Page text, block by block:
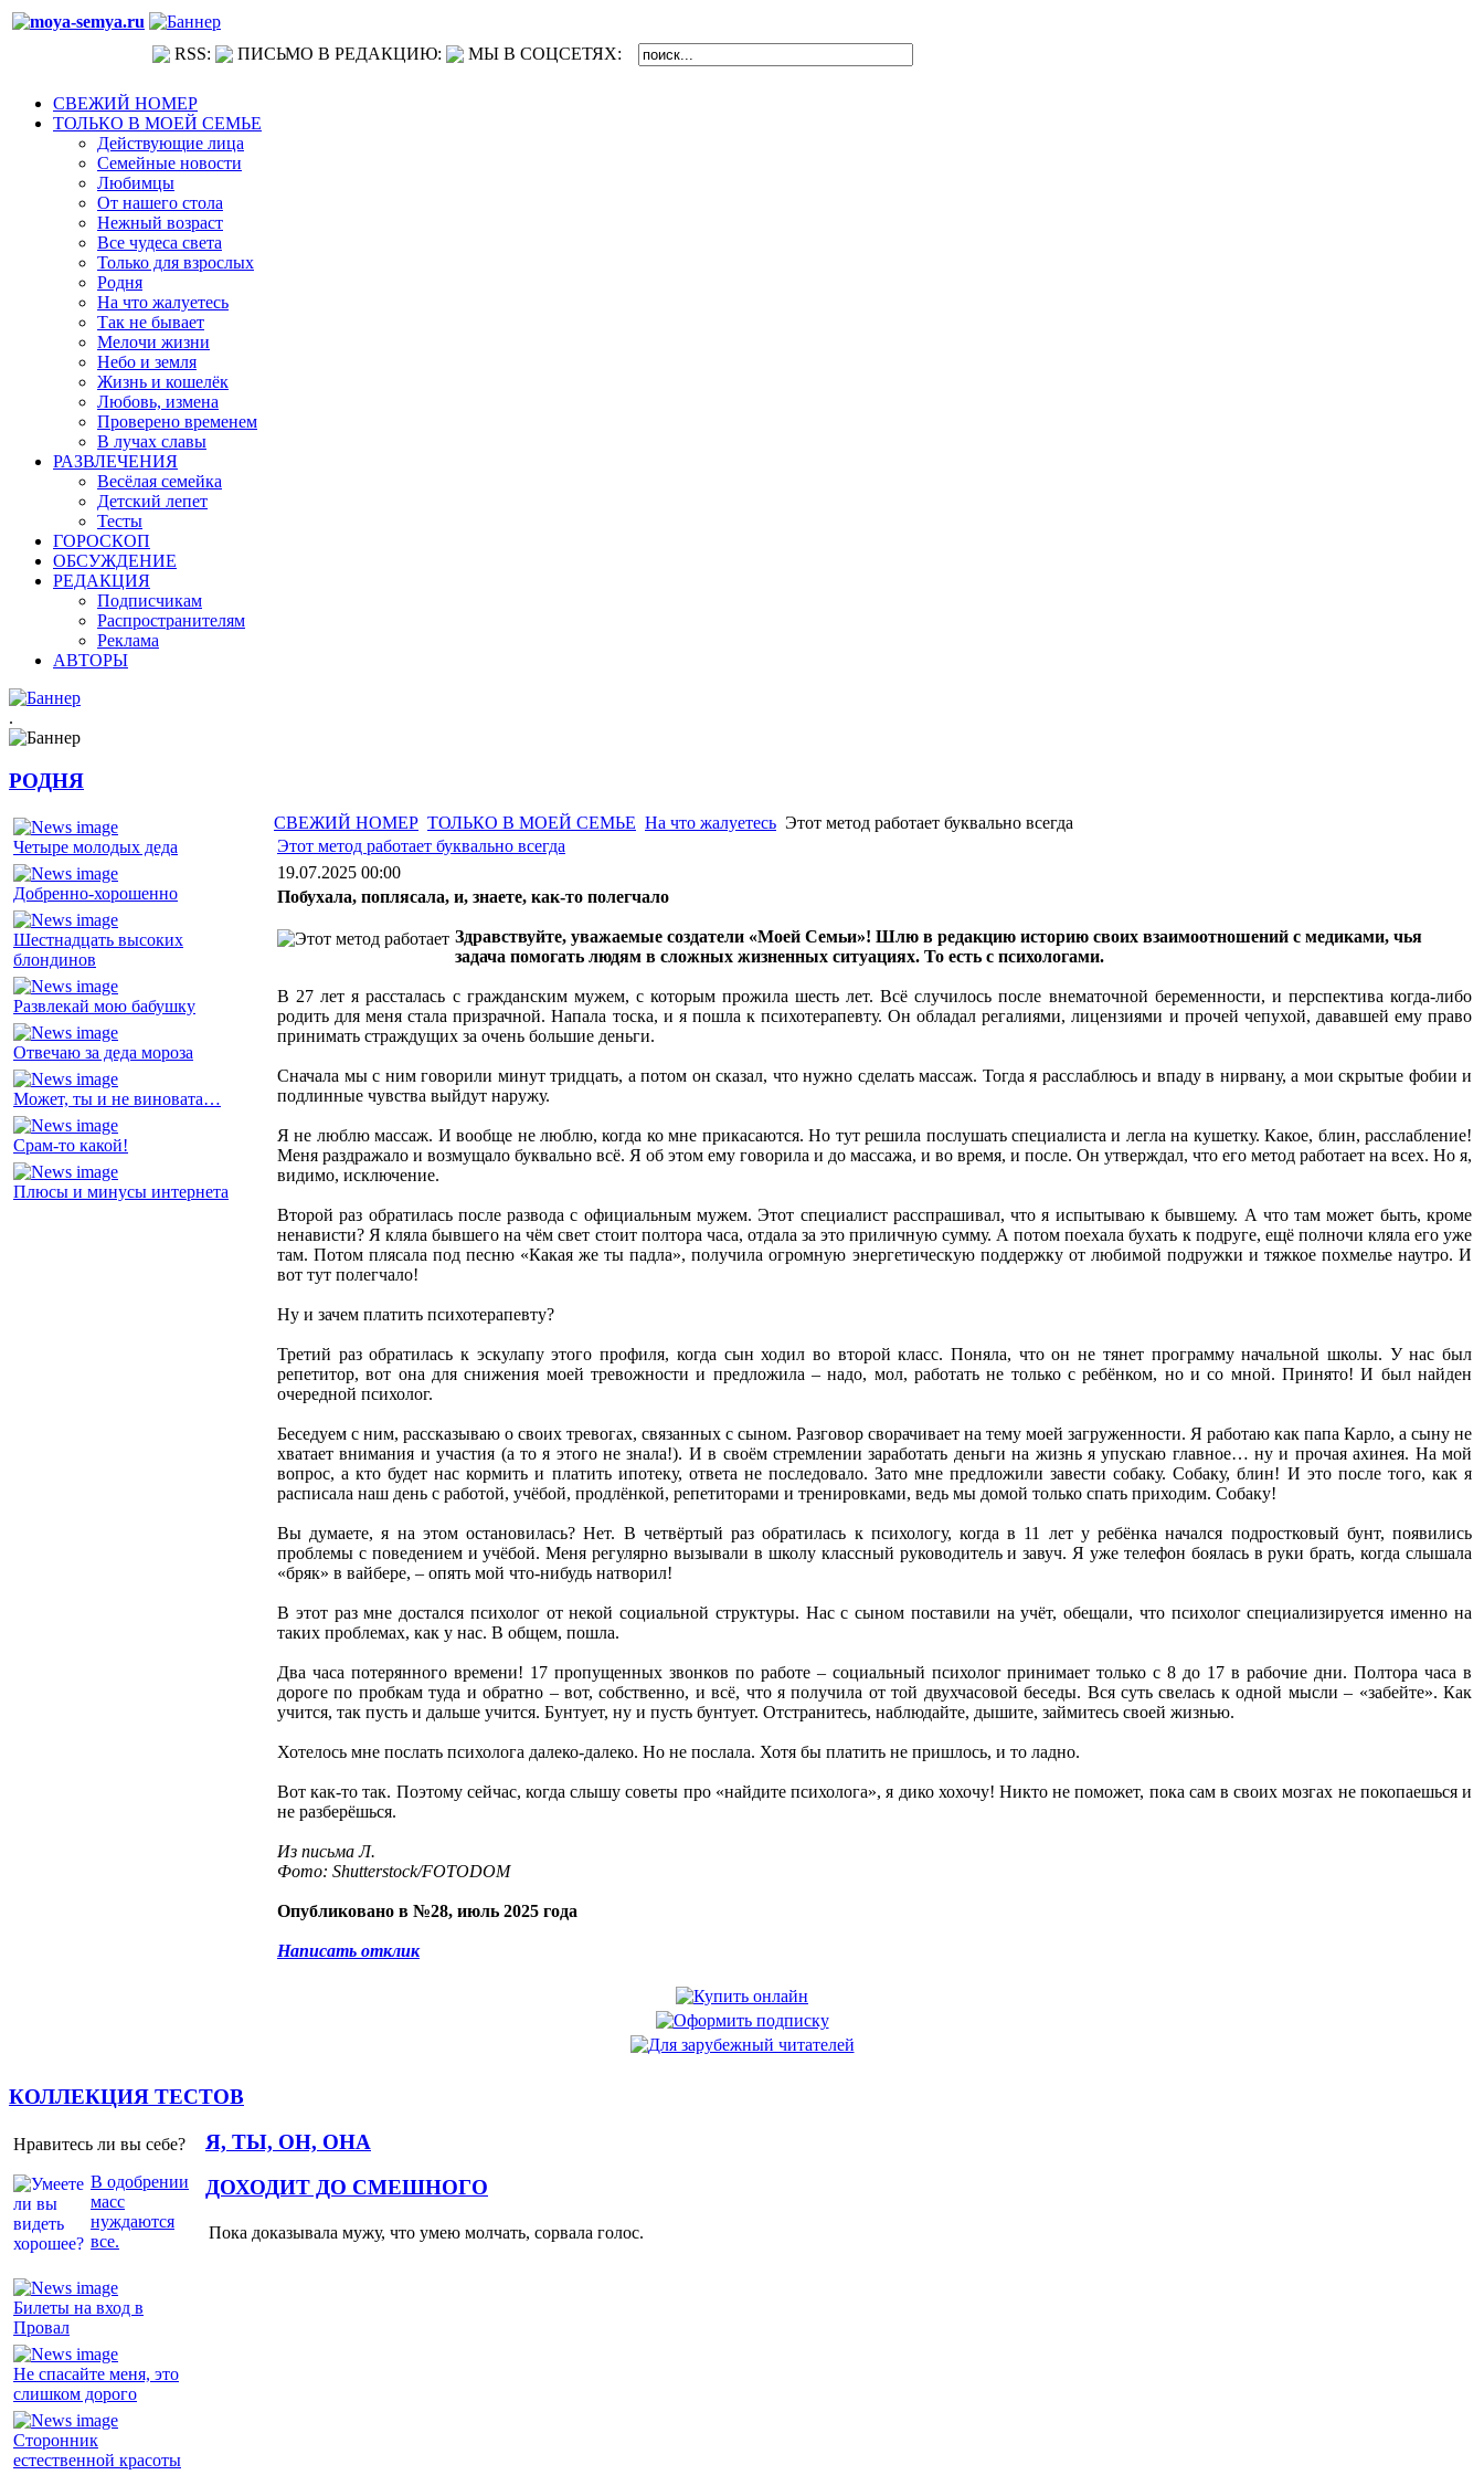
RSS: ПИСЬМО В РЕДАКЦИЮ: МЫ В СОЦСЕТЯХ:
СВЕЖИЙ НОМЕР
ТОЛЬКО В МОЕЙ СЕМЬЕ
Действующие лица
Семейные новости
Любимцы
От нашего стола
Нежный возраст
Все чудеса света
Только для взрослых
Родня
На что жалуетесь
Так не бывает
Мелочи жизни
Небо и земля
Жизнь и кошелёк
Любовь, измена
Проверено временем
В лучах славы
РАЗВЛЕЧЕНИЯ
Весёлая семейка
Детский лепет
Тесты
ГОРОСКОП
ОБСУЖДЕНИЕ
РЕДАКЦИЯ
Подписчикам
Распространителям
Реклама
АВТОРЫ
.
РОДНЯ
Четыре молодых деда
Добренно-хорошенно
Шестнадцать высоких
блондинов
Развлекай мою бабушку
Отвечаю за деда мороза
Может, ты и не виновата…
Срам-то какой!
Плюсы и минусы интернета
СВЕЖИЙ НОМЕР ТОЛЬКО В МОЕЙ СЕМЬЕ На что жалуетесь Этот метод работает буквально всегда
Этот метод работает буквально всегда
19.07.2025 00:00
Побухала, поплясала, и, знаете, как-то полегчало
Здравствуйте, уважаемые создатели «Моей Семьи»! Шлю в редакцию историю своих взаимоотношений с медиками, чья
задача помогать людям в сложных жизненных ситуациях. То есть с психологами.
В 27 лет я рассталась с гражданским мужем, с которым прожила шесть лет. Всё случилось после внематочной беременности, и перспектива когда-либо
родить для меня стала призрачной. Напала тоска, и я пошла к психотерапевту. Он обладал регалиями, лицензиями и прочей чепухой, дававшей ему право
принимать страждущих за очень большие деньги.
Сначала мы с ним говорили минут тридцать, а потом он сказал, что нужно сделать массаж. Тогда я расслаблюсь и впаду в нирвану, а мои скрытые фобии и
подлинные чувства выйдут наружу.
Я не люблю массаж. И вообще не люблю, когда ко мне прикасаются. Но тут решила послушать специалиста и легла на кушетку. Какое, блин, расслабление!
Меня раздражало и возмущало буквально всё. Я об этом ему говорила и до массажа, и во время, и после. Он утверждал, что его метод работает на всех. Но я,
видимо, исключение.
Второй раз обратилась после развода с официальным мужем. Этот специалист расспрашивал, что я испытываю к бывшему. А что там может быть, кроме
ненависти? Я кляла бывшего на чём свет стоит полтора часа, отдала за это приличную сумму. А потом поехала бухать к подруге, ещё полночи кляла его уже
там. Потом плясала под песню «Какая же ты падла», получила огромную энергетическую поддержку от любимой подружки и тяжкое похмелье наутро. И
вот тут полегчало!
Ну и зачем платить психотерапевту?
Третий раз обратилась к эскулапу этого профиля, когда сын ходил во второй класс. Поняла, что он не тянет программу начальной школы. У нас был
репетитор, вот она для снижения моей тревожности и предложила – надо, мол, работать не только с ребёнком, но и со мной. Принято! И был найден
очередной психолог.
Беседуем с ним, рассказываю о своих тревогах, связанных с сыном. Разговор сворачивает на тему моей загруженности. Я работаю как папа Карло, а сыну не
хватает внимания и участия (а то я этого не знала!). И в своём стремлении заработать деньги на жизнь я упускаю главное… ну и прочая ахинея. На мой
вопрос, а кто будет нас кормить и платить ипотеку, ответа не последовало. Зато мне предложили завести собаку. Собаку, блин! И это после того, как я
расписала наш день с работой, учёбой, продлёнкой, репетиторами и тренировками, ведь мы домой только спать приходим. Собаку!
Вы думаете, я на этом остановилась? Нет. В четвёртый раз обратилась к психологу, когда в 11 лет у ребёнка начался подростковый бунт, появились
проблемы с поведением и учёбой. Меня регулярно вызывали в школу классный руководитель и завуч. Я уже телефон боялась в руки брать, когда слышала
«бряк» в вайбере, – опять мой что-нибудь натворил!
В этот раз мне достался психолог от некой социальной структуры. Нас с сыном поставили на учёт, обещали, что психолог специализируется именно на
таких проблемах, как у нас. В общем, пошла.
Два часа потерянного времени! 17 пропущенных звонков по работе – социальный психолог принимает только с 8 до 17 в рабочие дни. Полтора часа в
дороге по пробкам туда и обратно – вот, собственно, и всё, что я получила от той двухчасовой беседы. Вся суть свелась к одной мысли – «забейте». Как
учится, так пусть и дальше учится. Бунтует, ну и пусть бунтует. Отстранитесь, наблюдайте, дышите, займитесь своей жизнью.
Хотелось мне послать психолога далеко-далеко. Но не послала. Хотя бы платить не пришлось, и то ладно.
Вот как-то так. Поэтому сейчас, когда слышу советы про «найдите психолога», я дико хохочу! Никто не поможет, пока сам в своих мозгах не покопаешься и
не разберёшься.
Из письма Л.
Фото: Shutterstock/FOTODOM
Опубликовано в №28, июль 2025 года
Написать отклик
КОЛЛЕКЦИЯ ТЕСТОВ
Нравитесь ли вы себе?
В одобрении
масс
нуждаются
все.
Я, ТЫ, ОН, ОНА
Билеты на вход в
Провал
Не спасайте меня, это
слишком дорого
Сторонник
естественной красоты
ДОХОДИТ ДО СМЕШНОГО
Пока доказывала мужу, что умею молчать, сорвала голос.